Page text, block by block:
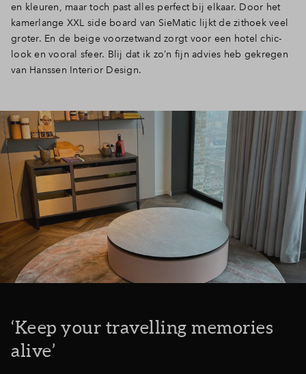
en kleuren, maar toch past alles perfect bij elkaar. Door het
kamerlange XXL side board van SieMatic lijkt de zithoek veel
groter. En de beige voorzetwand zorgt voor een hotel chic-
look en vooral sfeer. Blij dat ik zo’n fijn advies heb gekregen
van Hanssen Interior Design.
‘Keep your travelling memories
alive’